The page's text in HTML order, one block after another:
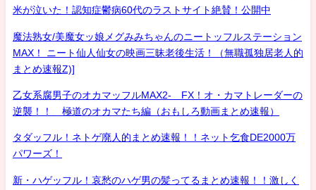
米が泣いた！認知症鬱病60代のラストサイト絶賛！公開中
魔法熟女/美魔女ッ娘メグみみちゃんのニートッフルステーション
MAX！ ニート仙人仙女の映画三昧老後生活！（無職孤独居老人的
まとめ速報Z)]
乙女系腐男子のオカマッフルMAX2- FX！オ・カマトレーダーの
逆襲！！ 極道のオカマたち編（おもしろ動画まとめ速報）
タダッフル！ネトゲ廃人的まとめ速報！！ネット乞食DE2000万
パワーズ！
新・ハゲッフル！哀愁のハゲ男の髪ってるまとめ速報！！激しく